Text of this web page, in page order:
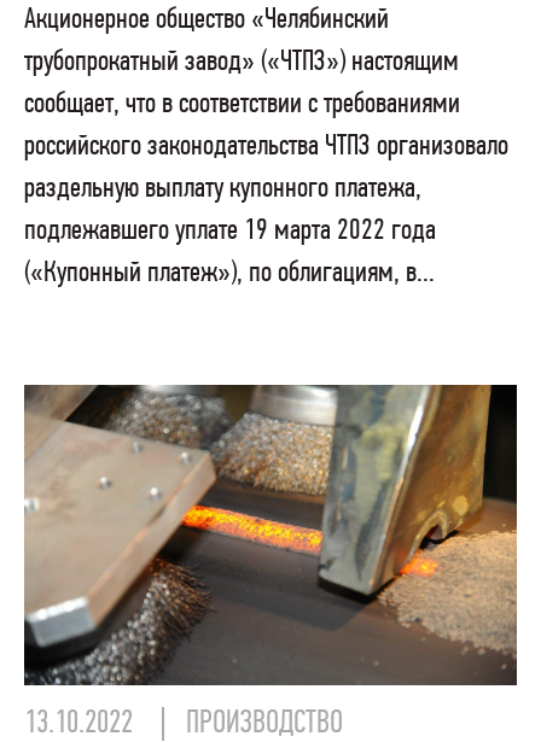
Акционерное общество «Челябинский
трубопрокатный завод» («ЧТПЗ») настоящим
сообщает, что в соответствии с требованиями
российского законодательства ЧТПЗ организовало
раздельную выплату купонного платежа,
подлежавшего уплате 19 марта 2022 года
(«Купонный платеж»), по облигациям, в...
13.10.2022 ПРОИЗВОДСТВО